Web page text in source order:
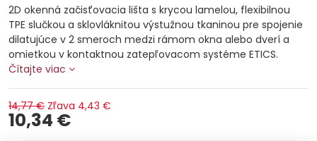
2D okenná začisťovacia lišta s krycou lamelou, flexibilnou
TPE slučkou a sklovláknitou výstužnou tkaninou pre spojenie
dilatujúce v 2 smeroch medzi rámom okna alebo dverí a
omietkou v kontaktnou zatepľovacom systéme ETICS.
Čítajte viac
14,77 € Zľava 4,43 €
10,34 €